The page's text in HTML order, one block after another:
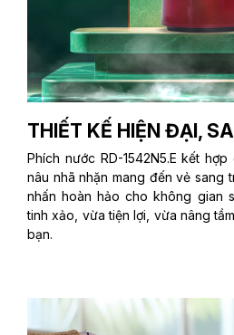
THIẾT KẾ HIỆN ĐẠI,
Phích nước RD-1542N5.E kết
nâu nhã nhặn mang đến vẻ sang
nhấn hoàn hảo cho không gian
tinh xảo, vừa tiện lợi, vừa nâng
bạn.